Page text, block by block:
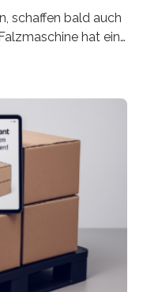
schaffen bald auch
hat ein
vereinfacht,
sich auf alle
Falzmaschine
Eine solche
Prospekte,
Zehntausend
und